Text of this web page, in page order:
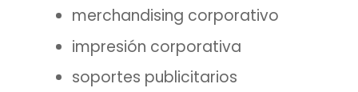
merchandising corporativo
impresión corporativa
soportes publicitarios